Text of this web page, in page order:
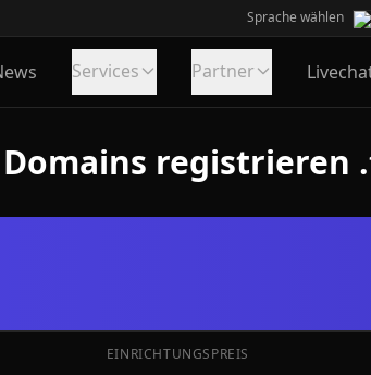
Sprache wählen
Services Partner
registrieren
EINRICHTUNGSPREIS